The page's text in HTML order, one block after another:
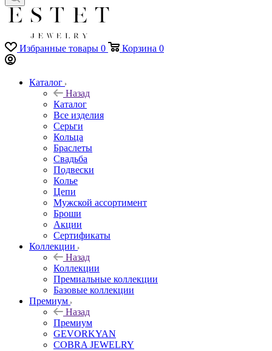
Избранные товары 0 Корзина 0
Каталог
Назад
Каталог
Все изделия
Серьги
Кольца
Браслеты
Свадьба
Подвески
Колье
Цепи
Мужской ассортимент
Броши
Акции
Сертификаты
Коллекции
Назад
Коллекции
Премиальные коллекции
Базовые коллекции
Премиум
Назад
Премиум
GEVORKYAN
COBRA JEWELRY